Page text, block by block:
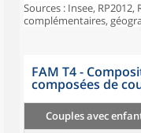
Sources : Insee,
complémentaires,
FAM T4 -
composées de
Couples avec